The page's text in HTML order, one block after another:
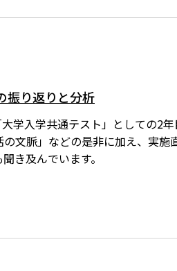
振り返りと分析
学入学共通テスト」としての2
文脈」などの是非に加え、実施
き及んでいます。